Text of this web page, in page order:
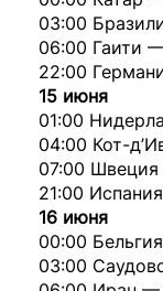
03:00
06:00 Гаити
22:00
15 июня
01:00
04:00 Кот-
07:00
21:00
16 июня
00:00
03:00